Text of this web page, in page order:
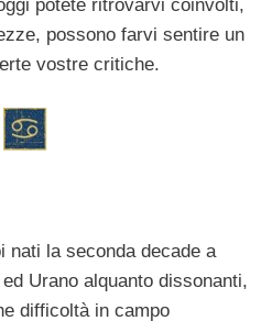
potete ritrovarvi coinvolti,
possono farvi sentire un
vostre critiche.
nati la seconda decade a
Urano alquanto dissonanti,
difficoltà in campo